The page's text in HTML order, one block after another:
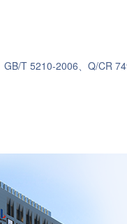
T 5210-2006、Q/CR